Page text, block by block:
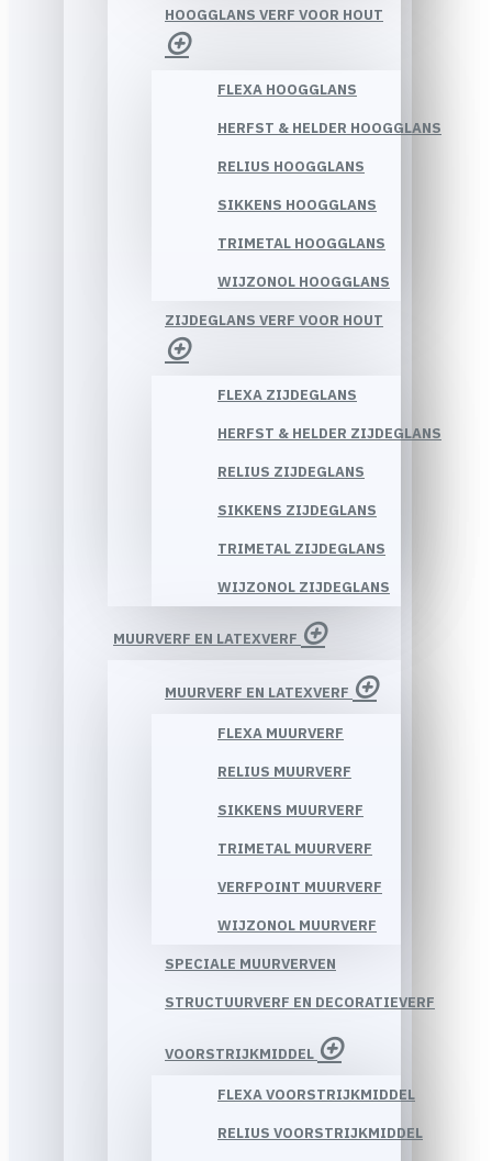
HOOGGLANS VERF VOOR HOUT
FLEXA HOOGGLANS
HERFST & HELDER HOOGGLANS
RELIUS HOOGGLANS
SIKKENS HOOGGLANS
TRIMETAL HOOGGLANS
WIJZONOL HOOGGLANS
ZIJDEGLANS VERF VOOR HOUT
FLEXA ZIJDEGLANS
HERFST & HELDER ZIJDEGLANS
RELIUS ZIJDEGLANS
SIKKENS ZIJDEGLANS
TRIMETAL ZIJDEGLANS
WIJZONOL ZIJDEGLANS
MUURVERF EN LATEXVERF
MUURVERF EN LATEXVERF
FLEXA MUURVERF
RELIUS MUURVERF
SIKKENS MUURVERF
TRIMETAL MUURVERF
VERFPOINT MUURVERF
WIJZONOL MUURVERF
SPECIALE MUURVERVEN
STRUCTUURVERF EN DECORATIEVERF
VOORSTRIJKMIDDEL
FLEXA VOORSTRIJKMIDDEL
RELIUS VOORSTRIJKMIDDEL